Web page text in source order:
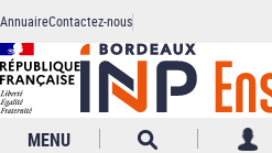
Aller
au
contenu
principal
Header
AnnuaireContactez-nous
MENU
Panneau de gestion des cookies